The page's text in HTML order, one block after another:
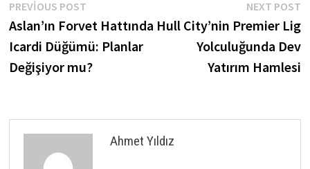
Yazı
gezinmesi
PREVIOUS POSTPrevious
post:
Aslan’ın Forvet Hattında
Icardi Düğümü: Planlar
Değişiyor mu?
NEXT POST
Hull City’nin Premier Lig
Yolculuğunda Dev
Yatırım Hamlesi
Ahmet Yıldız